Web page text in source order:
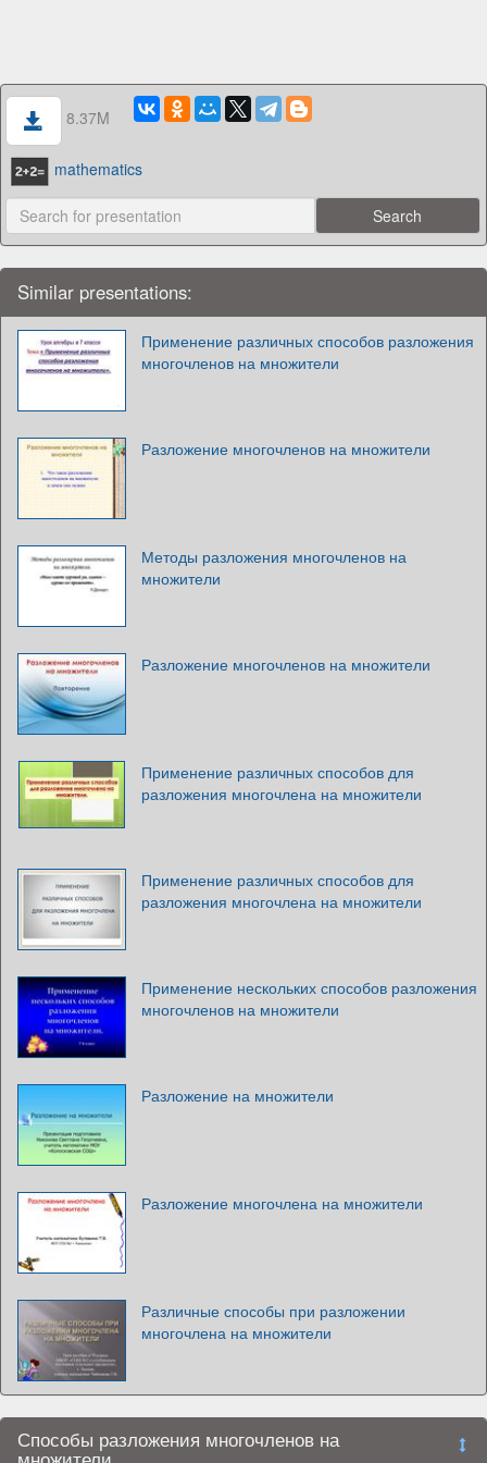
8.37M
mathematics
Similar presentations:
Применение различных способов разложения
многочленов на множители
Разложение многочленов на множители
Методы разложения многочленов на
множители
Разложение многочленов на множители
Применение различных способов для
разложения многочлена на множители
Применение различных способов для
разложения многочлена на множители
Применение нескольких способов разложения
многочленов на множители
Разложение на множители
Разложение многочлена на множители
Различные способы при разложении
многочлена на множители
Способы разложения многочленов на